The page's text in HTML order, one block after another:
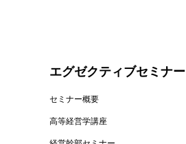
エグゼクティブセミナー
セミナー概要
高等経営学講座